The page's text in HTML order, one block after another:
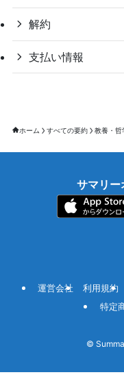
解約
支払い情報
ホーム すべての要約 教養・哲
サマリー
運営会社 利用規約
特定
©